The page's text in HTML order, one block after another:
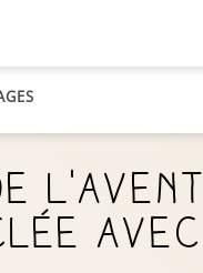
L'AVENT
AVEC